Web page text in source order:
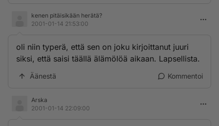
kenen pitäisikään herätä?
2001-01-14 21:53:00
oli niin typerä, että sen on joku kirjoittanut juuri
siksi, että saisi täällä älämölöä aikaan. Lapsellista.
Äänestä Kommentoi
Arska
2001-01-14 22:09:00